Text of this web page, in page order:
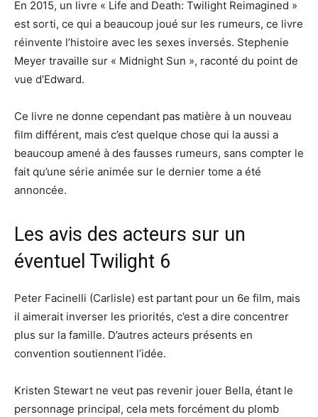
En 2015, un livre « Life and Death: Twilight Reimagined »
est sorti, ce qui a beaucoup joué sur les rumeurs, ce livre
réinvente l’histoire avec les sexes inversés. Stephenie
Meyer travaille sur « Midnight Sun », raconté du point de
vue d’Edward.
Ce livre ne donne cependant pas matière à un nouveau
film différent, mais c’est quelque chose qui la aussi a
beaucoup amené à des fausses rumeurs, sans compter le
fait qu’une série animée sur le dernier tome a été
annoncée.
Les avis des acteurs sur un
éventuel Twilight 6
Peter Facinelli (Carlisle) est partant pour un 6e film, mais
il aimerait inverser les priorités, c’est a dire concentrer
plus sur la famille. D’autres acteurs présents en
convention soutiennent l’idée.
Kristen Stewart ne veut pas revenir jouer Bella, étant le
personnage principal, cela mets forcément du plomb